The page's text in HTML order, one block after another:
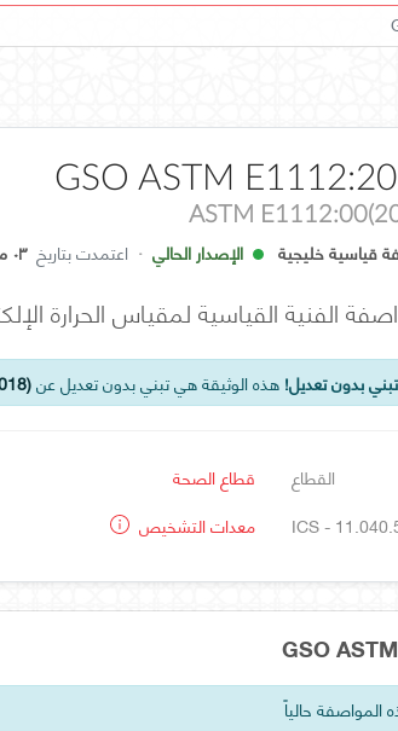
GSO ASTM
ASTM
قياسية خليجية الإصدار الحالي · اعتمدت بتاريخ ٠٣ مايو ٢٠٢٣
الفنية القياسية لمقياس الحرارة
تبني بدون تعديل! هذه الوثيقة هي تبني بدون تعديل عن
القطاع
قطاع الصحة
ICS -
معدات التشخيص
المواصفة حالياً